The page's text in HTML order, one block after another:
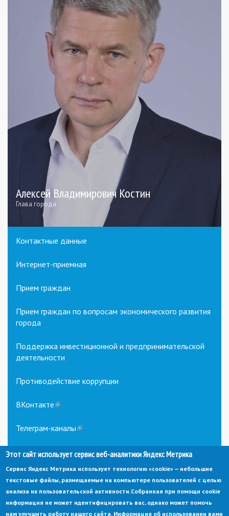
Алексей Владимирович Костин
Глава города
Контактные данные
Интернет-приемная
Прием граждан
Прием граждан по вопросам экономического развития
города
Поддержка инвестиционной и предпринимательской
деятельности
Противодействие коррупции
ВКонтакте(link
external)
Телеграм-каналы(link
external)
Этот сайт использует сервис веб-аналитики Яндекс Метрика
Сервис Яндекс Метрика использует технологию «cookie» — небольшие
текстовые файлы, размещаемые на компьютере пользователей с целью
анализа их пользовательской активности.Собранная при помощи cookie
информация не может идентифицировать вас, однако может помочь
нам улучшить работу нашего сайта. Информация об использовании вами